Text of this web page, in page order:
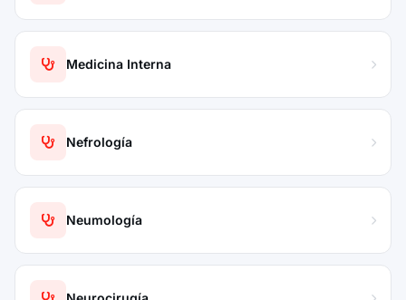
Medicina Interna
Nefrología
Neumología